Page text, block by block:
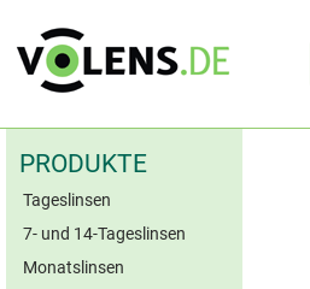
PRODUKTE
Tageslinsen
7- und 14-Tageslinsen
Monatslinsen